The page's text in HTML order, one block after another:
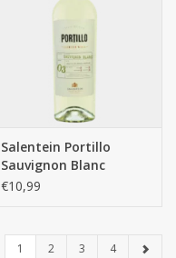
Salentein Portillo
Sauvignon Blanc
€10,99
1 2 3 4